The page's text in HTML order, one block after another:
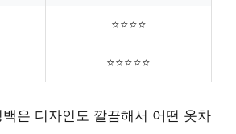
⭐⭐⭐⭐
⭐⭐⭐⭐⭐
은 디자인도 깔끔해서 어떤 옷차